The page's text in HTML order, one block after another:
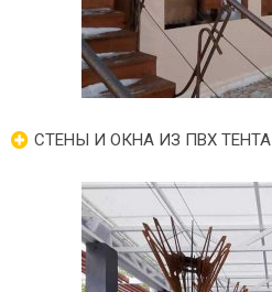
СТЕНЫ И ОКНА ИЗ ПВХ ТЕНТА